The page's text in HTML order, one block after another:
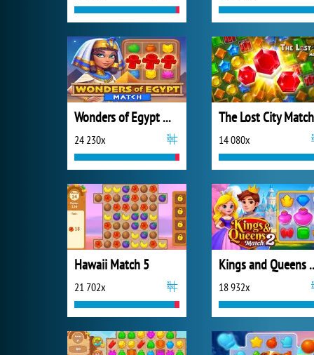
Wonders of Egypt Match
24 230x
The Lost City Match
14 080x
Hawaii Match 5
21 702x
Kings
18 932x